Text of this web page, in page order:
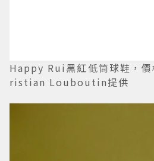
Happy Rui黑紅低筒球鞋，價
ristian Louboutin提供